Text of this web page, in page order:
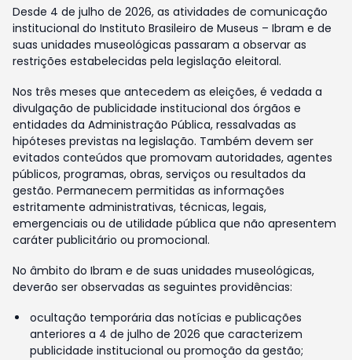
Desde 4 de julho de 2026, as atividades de comunicação
institucional do Instituto Brasileiro de Museus – Ibram e de
suas unidades museológicas passaram a observar as
restrições estabelecidas pela legislação eleitoral.
Nos três meses que antecedem as eleições, é vedada a
divulgação de publicidade institucional dos órgãos e
entidades da Administração Pública, ressalvadas as
hipóteses previstas na legislação. Também devem ser
evitados conteúdos que promovam autoridades, agentes
públicos, programas, obras, serviços ou resultados da
gestão. Permanecem permitidas as informações
estritamente administrativas, técnicas, legais,
emergenciais ou de utilidade pública que não apresentem
caráter publicitário ou promocional.
No âmbito do Ibram e de suas unidades museológicas,
deverão ser observadas as seguintes providências:
ocultação temporária das notícias e publicações
anteriores a 4 de julho de 2026 que caracterizem
publicidade institucional ou promoção da gestão;